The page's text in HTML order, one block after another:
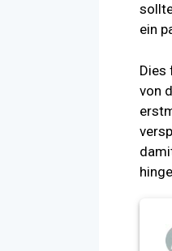
ein
Dies
von